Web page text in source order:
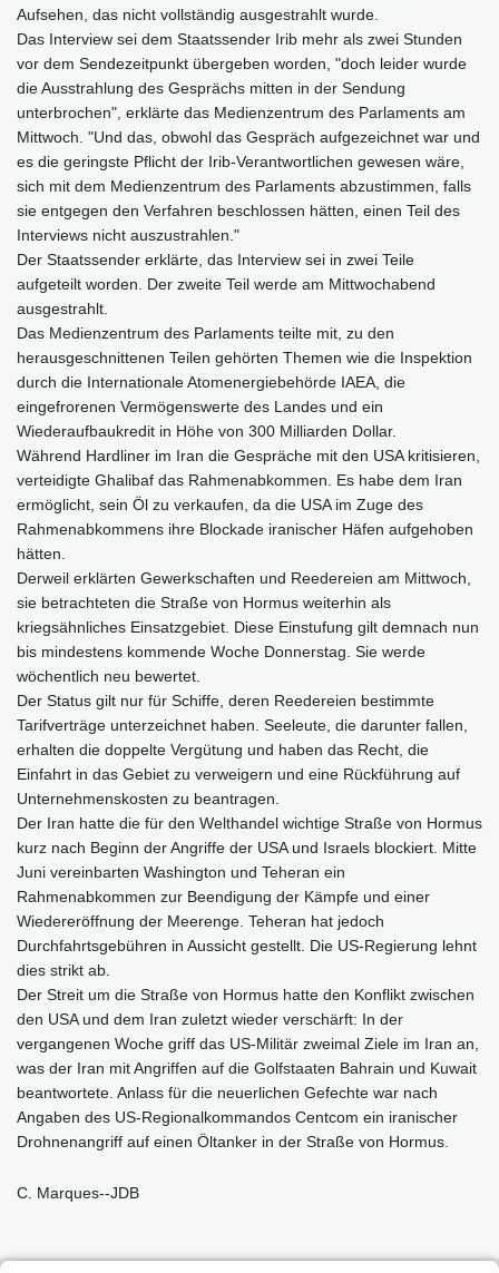
Aufsehen, das nicht vollständig ausgestrahlt wurde.
Das Interview sei dem Staatssender Irib mehr als zwei Stunden
vor dem Sendezeitpunkt übergeben worden, "doch leider wurde
die Ausstrahlung des Gesprächs mitten in der Sendung
unterbrochen", erklärte das Medienzentrum des Parlaments am
Mittwoch. "Und das, obwohl das Gespräch aufgezeichnet war und
es die geringste Pflicht der Irib-Verantwortlichen gewesen wäre,
sich mit dem Medienzentrum des Parlaments abzustimmen, falls
sie entgegen den Verfahren beschlossen hätten, einen Teil des
Interviews nicht auszustrahlen."
Der Staatssender erklärte, das Interview sei in zwei Teile
aufgeteilt worden. Der zweite Teil werde am Mittwochabend
ausgestrahlt.
Das Medienzentrum des Parlaments teilte mit, zu den
herausgeschnittenen Teilen gehörten Themen wie die Inspektion
durch die Internationale Atomenergiebehörde IAEA, die
eingefrorenen Vermögenswerte des Landes und ein
Wiederaufbaukredit in Höhe von 300 Milliarden Dollar.
Während Hardliner im Iran die Gespräche mit den USA kritisieren,
verteidigte Ghalibaf das Rahmenabkommen. Es habe dem Iran
ermöglicht, sein Öl zu verkaufen, da die USA im Zuge des
Rahmenabkommens ihre Blockade iranischer Häfen aufgehoben
hätten.
Derweil erklärten Gewerkschaften und Reedereien am Mittwoch,
sie betrachteten die Straße von Hormus weiterhin als
kriegsähnliches Einsatzgebiet. Diese Einstufung gilt demnach nun
bis mindestens kommende Woche Donnerstag. Sie werde
wöchentlich neu bewertet.
Der Status gilt nur für Schiffe, deren Reedereien bestimmte
Tarifverträge unterzeichnet haben. Seeleute, die darunter fallen,
erhalten die doppelte Vergütung und haben das Recht, die
Einfahrt in das Gebiet zu verweigern und eine Rückführung auf
Unternehmenskosten zu beantragen.
Der Iran hatte die für den Welthandel wichtige Straße von Hormus
kurz nach Beginn der Angriffe der USA und Israels blockiert. Mitte
Juni vereinbarten Washington und Teheran ein
Rahmenabkommen zur Beendigung der Kämpfe und einer
Wiedereröffnung der Meerenge. Teheran hat jedoch
Durchfahrtsgebühren in Aussicht gestellt. Die US-Regierung lehnt
dies strikt ab.
Der Streit um die Straße von Hormus hatte den Konflikt zwischen
den USA und dem Iran zuletzt wieder verschärft: In der
vergangenen Woche griff das US-Militär zweimal Ziele im Iran an,
was der Iran mit Angriffen auf die Golfstaaten Bahrain und Kuwait
beantwortete. Anlass für die neuerlichen Gefechte war nach
Angaben des US-Regionalkommandos Centcom ein iranischer
Drohnenangriff auf einen Öltanker in der Straße von Hormus.
C. Marques--JDB